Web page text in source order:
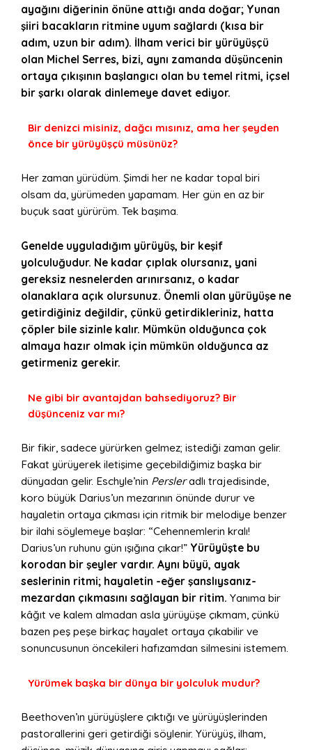
ayağını diğerinin önüne attığı anda doğar; Yunan
şiiri bacakların ritmine uyum sağlardı (kısa bir
adım, uzun bir adım). İlham verici bir yürüyüşçü
olan Michel Serres, bizi, aynı zamanda düşüncenin
ortaya çıkışının başlangıcı olan bu temel ritmi, içsel
bir şarkı olarak dinlemeye davet ediyor.
Bir denizci misiniz, dağcı mısınız, ama her şeyden
önce bir yürüyüşçü müsünüz?
Her zaman yürüdüm. Şimdi her ne kadar topal biri
olsam da, yürümeden yapamam. Her gün en az bir
buçuk saat yürürüm. Tek başıma.
Genelde uyguladığım yürüyüş, bir keşif
yolculuğudur. Ne kadar çıplak olursanız, yani
gereksiz nesnelerden arınırsanız, o kadar
olanaklara açık olursunuz. Önemli olan yürüyüşe ne
getirdiğiniz değildir, çünkü getirdikleriniz, hatta
çöpler bile sizinle kalır. Mümkün olduğunca çok
almaya hazır olmak için mümkün olduğunca az
getirmeniz gerekir.
Ne gibi bir avantajdan bahsediyoruz? Bir
düşünceniz var mı?
Bir fikir, sadece yürürken gelmez; istediği zaman gelir.
Fakat yürüyerek iletişime geçebildiğimiz başka bir
dünyadan gelir. Eschyle’nin Persleradlı trajedisinde,
koro büyük Darius’un mezarının önünde durur ve
hayaletin ortaya çıkması için ritmik bir melodiye benzer
bir ilahi söylemeye başlar: “Cehennemlerin kralı!
Darius’un ruhunu gün ışığına çıkar!” Yürüyüşte bu
korodan bir şeyler vardır. Aynı büyü, ayak
seslerinin ritmi; hayaletin -eğer şanslıysanız-
mezardan çıkmasını sağlayan bir ritim. Yanıma bir
kâğıt ve kalem almadan asla yürüyüşe çıkmam, çünkü
bazen peş peşe birkaç hayalet ortaya çıkabilir ve
sonuncusunun öncekileri hafızamdan silmesini istemem.
Yürümek başka bir dünya bir yolculuk mudur?
Beethoven’ın yürüyüşlere çıktığı ve yürüyüşlerinden
pastorallerini geri getirdiği söylenir. Yürüyüş, ilham,